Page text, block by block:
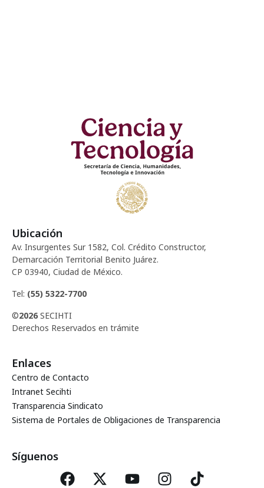
Ubicación
Av. Insurgentes Sur 1582, Col. Crédito Constructor,
Demarcación Territorial Benito Juárez.
CP 03940, Ciudad de México.
Tel: (55) 5322-7700
©2026 SECIHTI
Derechos Reservados en trámite
Enlaces
Centro de Contacto
Intranet Secihti
Transparencia Sindicato
Sistema de Portales de Obligaciones de Transparencia
Síguenos